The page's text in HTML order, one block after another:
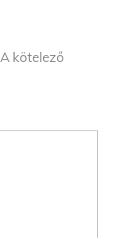
A kötelező